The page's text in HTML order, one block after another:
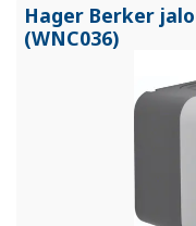
Hager Berker
(WNC036)